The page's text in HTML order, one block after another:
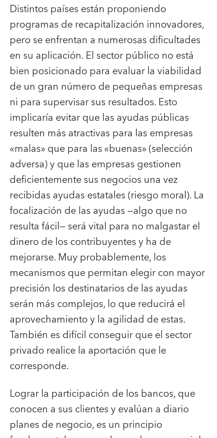
Distintos países están proponiendo
programas de recapitalización innovadores,
pero se enfrentan a numerosas dificultades
en su aplicación. El sector público no está
bien posicionado para evaluar la viabilidad
de un gran número de pequeñas empresas
ni para supervisar sus resultados. Esto
implicaría evitar que las ayudas públicas
resulten más atractivas para las empresas
«malas» que para las «buenas» (selección
adversa) y que las empresas gestionen
deficientemente sus negocios una vez
recibidas ayudas estatales (riesgo moral). La
focalización de las ayudas —algo que no
resulta fácil— será vital para no malgastar el
dinero de los contribuyentes y ha de
mejorarse. Muy probablemente, los
mecanismos que permitan elegir con mayor
precisión los destinatarios de las ayudas
serán más complejos, lo que reducirá el
aprovechamiento y la agilidad de estas.
También es difícil conseguir que el sector
privado realice la aportación que le
corresponde.
Lograr la participación de los bancos, que
conocen a sus clientes y evalúan a diario
planes de negocio, es un principio